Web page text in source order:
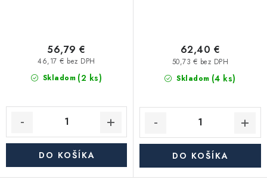
Skladom (2 ks)
46,17 € bez DPH
56,79 €
DO KOŠÍKA
Skladom (4 ks)
50,73 € bez DPH
62,40 €
DO KOŠÍKA